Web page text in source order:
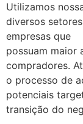
Utilizamos
diversos
empresas que
possuam maior
compradores.
o processo de
potenciais
transição do